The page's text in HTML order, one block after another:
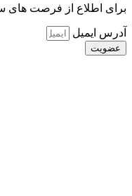
برای اطلاع از فرصت های
آدرس ایمیل
عضویت